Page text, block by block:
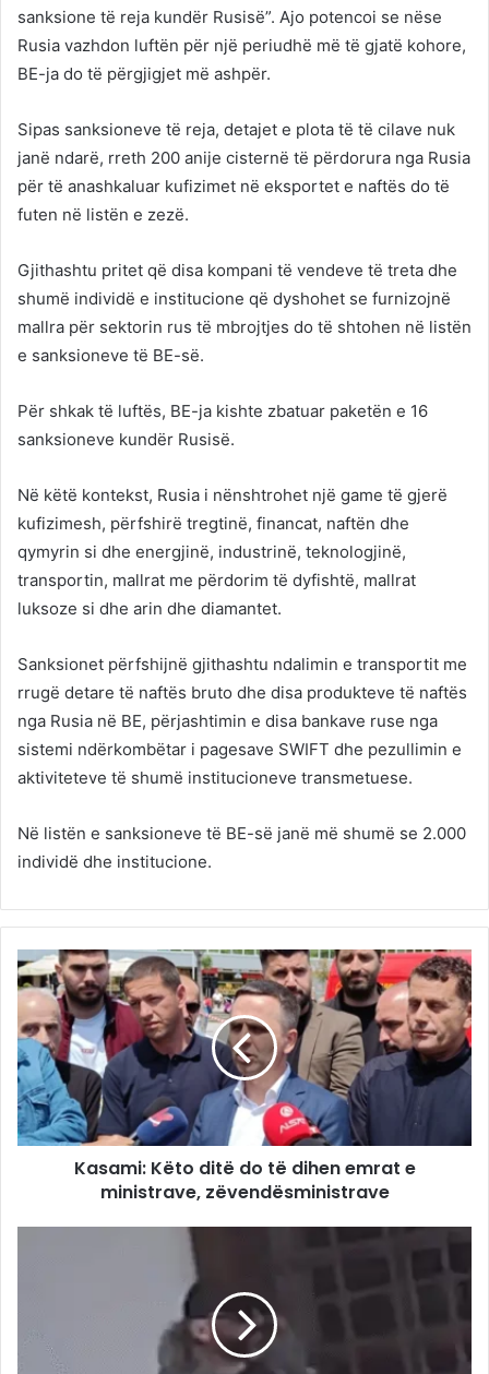
sanksione të reja kundër Rusisë”. Ajo potencoi se nëse
Rusia vazhdon luftën për një periudhë më të gjatë kohore,
BE-ja do të përgjigjet më ashpër.
Sipas sanksioneve të reja, detajet e plota të të cilave nuk
janë ndarë, rreth 200 anije cisternë të përdorura nga Rusia
për të anashkaluar kufizimet në eksportet e naftës do të
futen në listën e zezë.
Gjithashtu pritet që disa kompani të vendeve të treta dhe
shumë individë e institucione që dyshohet se furnizojnë
mallra për sektorin rus të mbrojtjes do të shtohen në listën
e sanksioneve të BE-së.
Për shkak të luftës, BE-ja kishte zbatuar paketën e 16
sanksioneve kundër Rusisë.
Në këtë kontekst, Rusia i nënshtrohet një game të gjerë
kufizimesh, përfshirë tregtinë, financat, naftën dhe
qymyrin si dhe energjinë, industrinë, teknologjinë,
transportin, mallrat me përdorim të dyfishtë, mallrat
luksoze si dhe arin dhe diamantet.
Sanksionet përfshijnë gjithashtu ndalimin e transportit me
rrugë detare të naftës bruto dhe disa produkteve të naftës
nga Rusia në BE, përjashtimin e disa bankave ruse nga
sistemi ndërkombëtar i pagesave SWIFT dhe pezullimin e
aktiviteteve të shumë institucioneve transmetuese.
Në listën e sanksioneve të BE-së janë më shumë se 2.000
individë dhe institucione.
Kasami: Këto ditë do të dihen emrat e
ministrave, zëvendësministrave